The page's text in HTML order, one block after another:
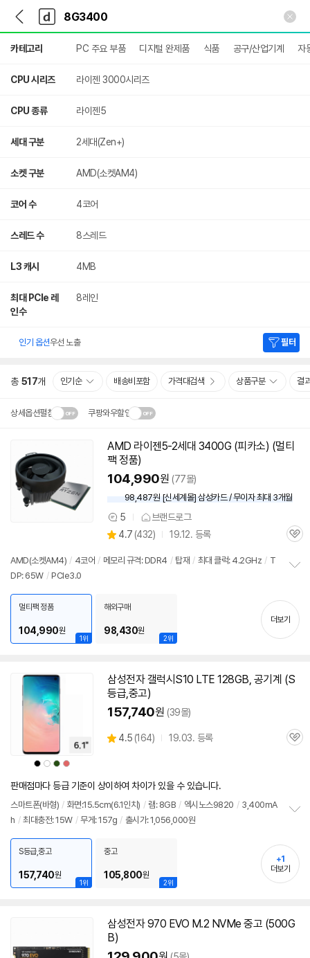
다
나
와
가
기
다
와
메
인
카테고리 PC 주요 부품 디지털 완제품 식품 공구/산업기계 자
CPU 시리즈 라이젠 3000시리즈
CPU 종류 라이젠5
세대 구분 2세대(Zen+)
소켓 구분 AMD(소켓AM4)
코어 수 4코어
스레드 수 8스레드
L3 캐시 4MB
최대 PCIe 레
인수
8레인
인기 옵션우선 노출 필터
총 517개 인기순 배송비포함 가격대검색 상품구분 결
상세옵션펼침 쿠팡와우할인
배송·설치비가 달라집니다.닫
기
AMD 라이젠5-2세대 3400G (피카소) (멀티
팩 정품)
104,990원 (77몰)
98,487원 [신세계몰] 삼성카드 / 무이자 최대 3개월
상
품
견
5 브랜드로그
별
점
4.7 (상
리
432) 19.12. 등록
관
AMD(소켓AM4) / 4코어 / 메모리 규격: DDR4 / 탑재 / 최대 클럭: 4.2GHz / T
DP: 65W / PCIe3.0
치
기
1위
멀티팩 정품
104,990원
2위
해외구매
98,430원
더보기
상
품
상
상
품
상
상
품
상
상
품
상
삼성전자 갤럭시S10 LTE 128GB, 공기계 (S
등급,중고)
157,740원 (39몰)
별
4.5 (상
뷰
164) 19.03. 등록
관
판매점마다 등급 기준이 상이하여 차이가 있을 수 있습니다.
스마트폰(바형) / 화면:15.5cm(6.1인치) / 램: 8GB / 엑시노스9820 / 3,400mA
h / 최대충전: 15W / 무게: 157g / 출시가: 1,056,000원
치
기
1위
S등급,중고
157,740원
2위
중고
105,800원
+1
더보기
삼성전자 970 EVO M.2 NVMe 중고 (500G
B)